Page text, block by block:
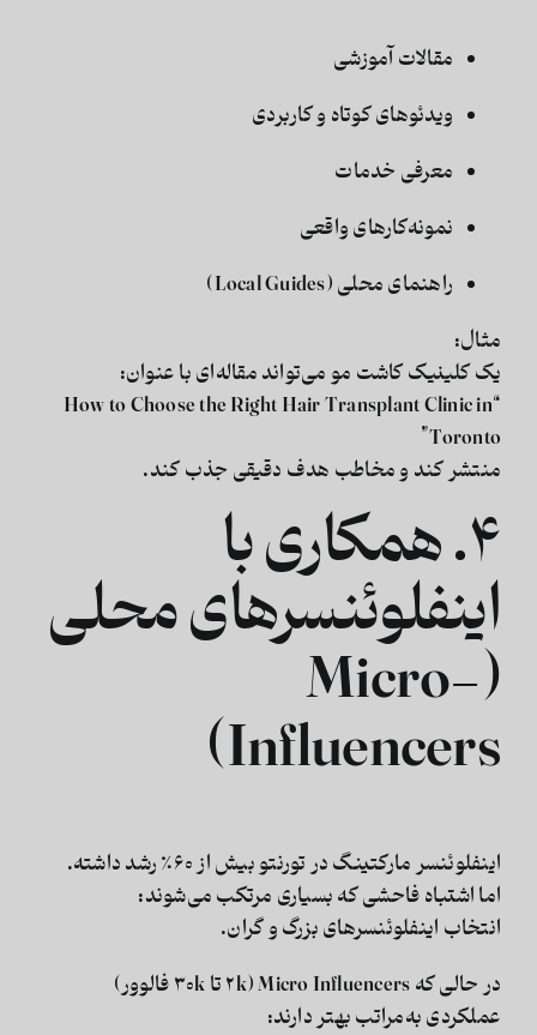
مقالات آموزشی
ویدئوهای کوتاه و کاربردی
معرفی خدمات
نمونه‌کارهای واقعی
راهنمای محلی (Local Guides)
مثال:
یک کلینیک کاشت مو می‌تواند مقاله‌ای با عنوان:
“How to Choose the Right Hair Transplant Clinic in
Toronto”
منتشر کند و مخاطب هدف دقیقی جذب کند.
۴. همکاری با
اینفلوئنسرهای محلی
(Micro-
Influencers)
اینفلوئنسر مارکتینگ در تورنتو بیش از ۶۰٪ رشد داشته.
اما اشتباه فاحشی که بسیاری مرتکب می‌شوند:
انتخاب اینفلوئنسرهای بزرگ و گران.
در حالی کهMicro Influencers
(۲k تا ۳۰k فالوور)
عملکردی به‌مراتب بهتر دارند: